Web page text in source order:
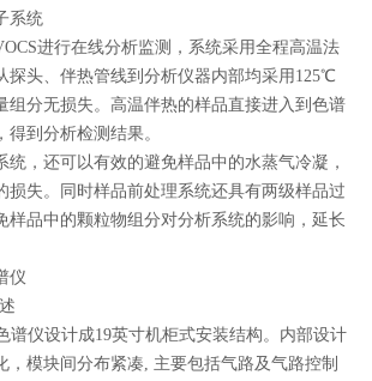
系统
进行在线分析监测，系统采用全程高温法
探头、伴热管线到分析仪器内部均采用125℃
组分无损失。高温伴热的样品直接进入到色谱
得到分析检测结果。
统，还可以有效的避免样品中的水蒸气冷凝，
损失。同时样品前处理系统还具有两级样品过
样品中的颗粒物组分对分析系统的影响，延长
仪
谱仪设计成19英寸机柜式安装结构。内部设计
，模块间分布紧凑, 主要包括气路及气路控制